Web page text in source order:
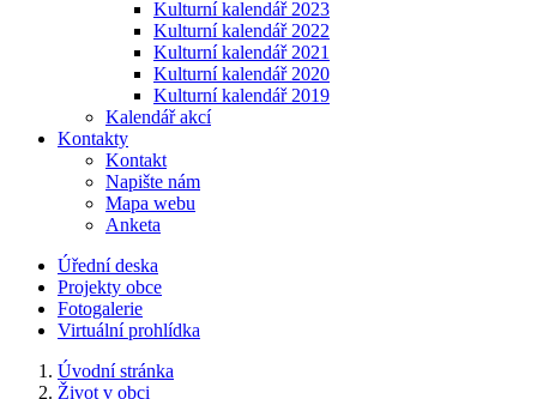
Kulturní kalendář 2023
Kulturní kalendář 2022
Kulturní kalendář 2021
Kulturní kalendář 2020
Kulturní kalendář 2019
Kalendář akcí
Kontakty
Kontakt
Napište nám
Mapa webu
Anketa
Úřední deska
Projekty obce
Fotogalerie
Virtuální prohlídka
Úvodní stránka
Život v obci